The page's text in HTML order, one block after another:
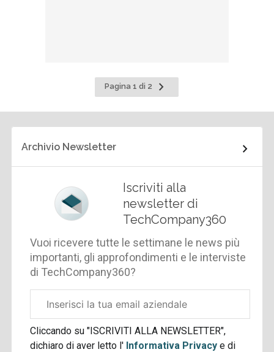
Pagina 1 di 2
Pagina
successiva
Archivio Newsletter
Iscriviti alla
newsletter di
TechCompany360
Vuoi ricevere tutte le settimane le news più
importanti, gli approfondimenti e le interviste
di TechCompany360?
aziendale
Cliccando su "ISCRIVITI ALLA NEWSLETTER",
dichiaro di aver letto l' Informativa Privacye di